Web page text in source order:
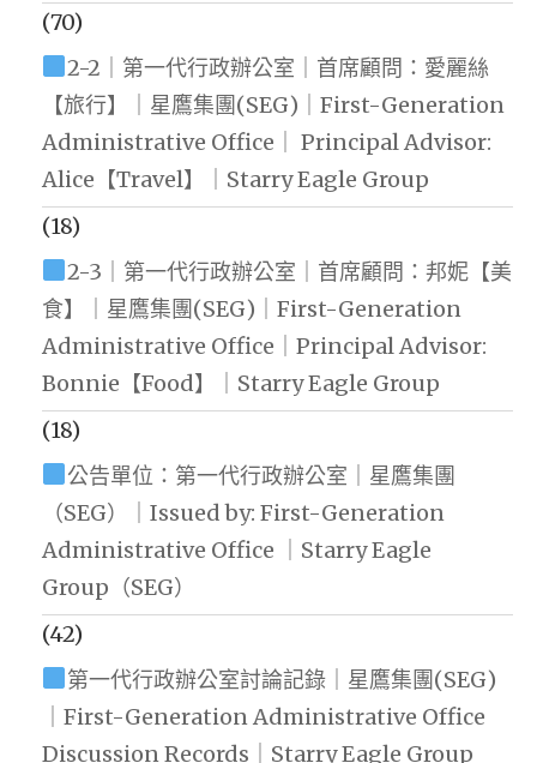
(70)
2-2｜第一代行政辦公室｜首席顧問：愛麗絲
【旅行】｜星鷹集團(SEG)｜First-Generation
Administrative Office｜ Principal Advisor:
Alice【Travel】｜Starry Eagle Group
(18)
2-3｜第一代行政辦公室｜首席顧問：邦妮【美
食】｜星鷹集團(SEG)｜First-Generation
Administrative Office｜Principal Advisor:
Bonnie【Food】｜Starry Eagle Group
(18)
公告單位：第一代行政辦公室｜星鷹集團
（SEG）｜Issued by: First-Generation
Administrative Office ｜Starry Eagle
Group（SEG）
(42)
第一代行政辦公室討論記錄｜星鷹集團(SEG)
｜First-Generation Administrative Office
Discussion Records｜Starry Eagle Group